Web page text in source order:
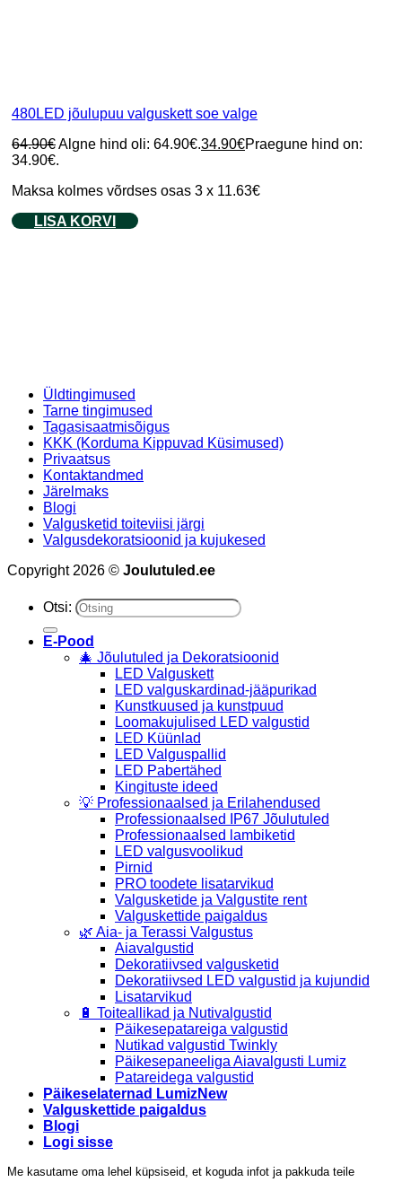
480LED jõulupuu valguskett soe valge
64.90€Algne hind oli: 64.90€.34.90€Praegune hind on:
34.90€.
Maksa kolmes võrdses osas 3 x 11.63€
LISA KORVI
Üldtingimused
Tarne tingimused
Tagasisaatmisõigus
KKK (Korduma Kippuvad Küsimused)
Privaatsus
Kontaktandmed
Järelmaks
Blogi
Valgusketid toiteviisi järgi
Valgusdekoratsioonid ja kujukesed
Copyright 2026 © Joulutuled.ee
Otsi:
E-Pood
🎄 Jõulutuled ja Dekoratsioonid
LED Valguskett
LED valguskardinad-jääpurikad
Kunstkuused ja kunstpuud
Loomakujulised LED valgustid
LED Küünlad
LED Valguspallid
LED Pabertähed
Kingituste ideed
💡 Professionaalsed ja Erilahendused
Professionaalsed IP67 Jõulutuled
Professionaalsed lambiketid
LED valgusvoolikud
Pirnid
PRO toodete lisatarvikud
Valgusketide ja Valgustite rent
Valguskettide paigaldus
🌿 Aia- ja Terassi Valgustus
Aiavalgustid
Dekoratiivsed valgusketid
Dekoratiivsed LED valgustid ja kujundid
Lisatarvikud
🔋 Toiteallikad ja Nutivalgustid
Päikesepatareiga valgustid
Nutikad valgustid Twinkly
Päikesepaneeliga Aiavalgusti Lumiz
Patareidega valgustid
Päikeselaternad Lumiz
Valguskettide paigaldus
Blogi
Logi sisse
Me kasutame oma lehel küpsiseid, et koguda infot ja pakkuda teile